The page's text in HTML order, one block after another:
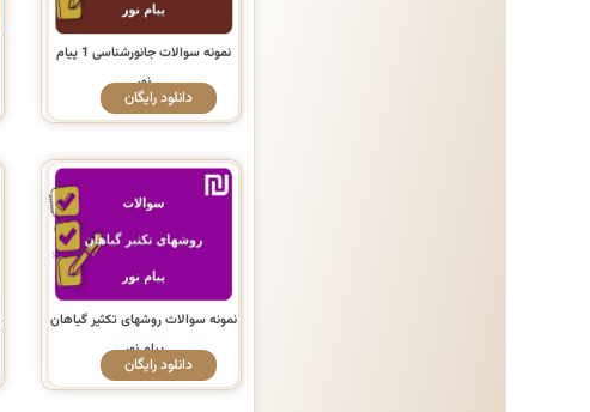
نمونه سوالات جانورشناسی 1 پیام
نور
دانلود رایگان
نمونه سوالات روشهای تکثیر گیاهان
پیام نور
دانلود رایگان